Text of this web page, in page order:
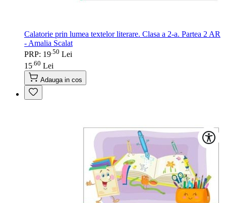
Calatorie prin lumea textelor literare. Clasa a 2-a. Partea 2 AR
- Amalia Scalat
PRP: 19 50 Lei
15 60 Lei
Adauga in cos